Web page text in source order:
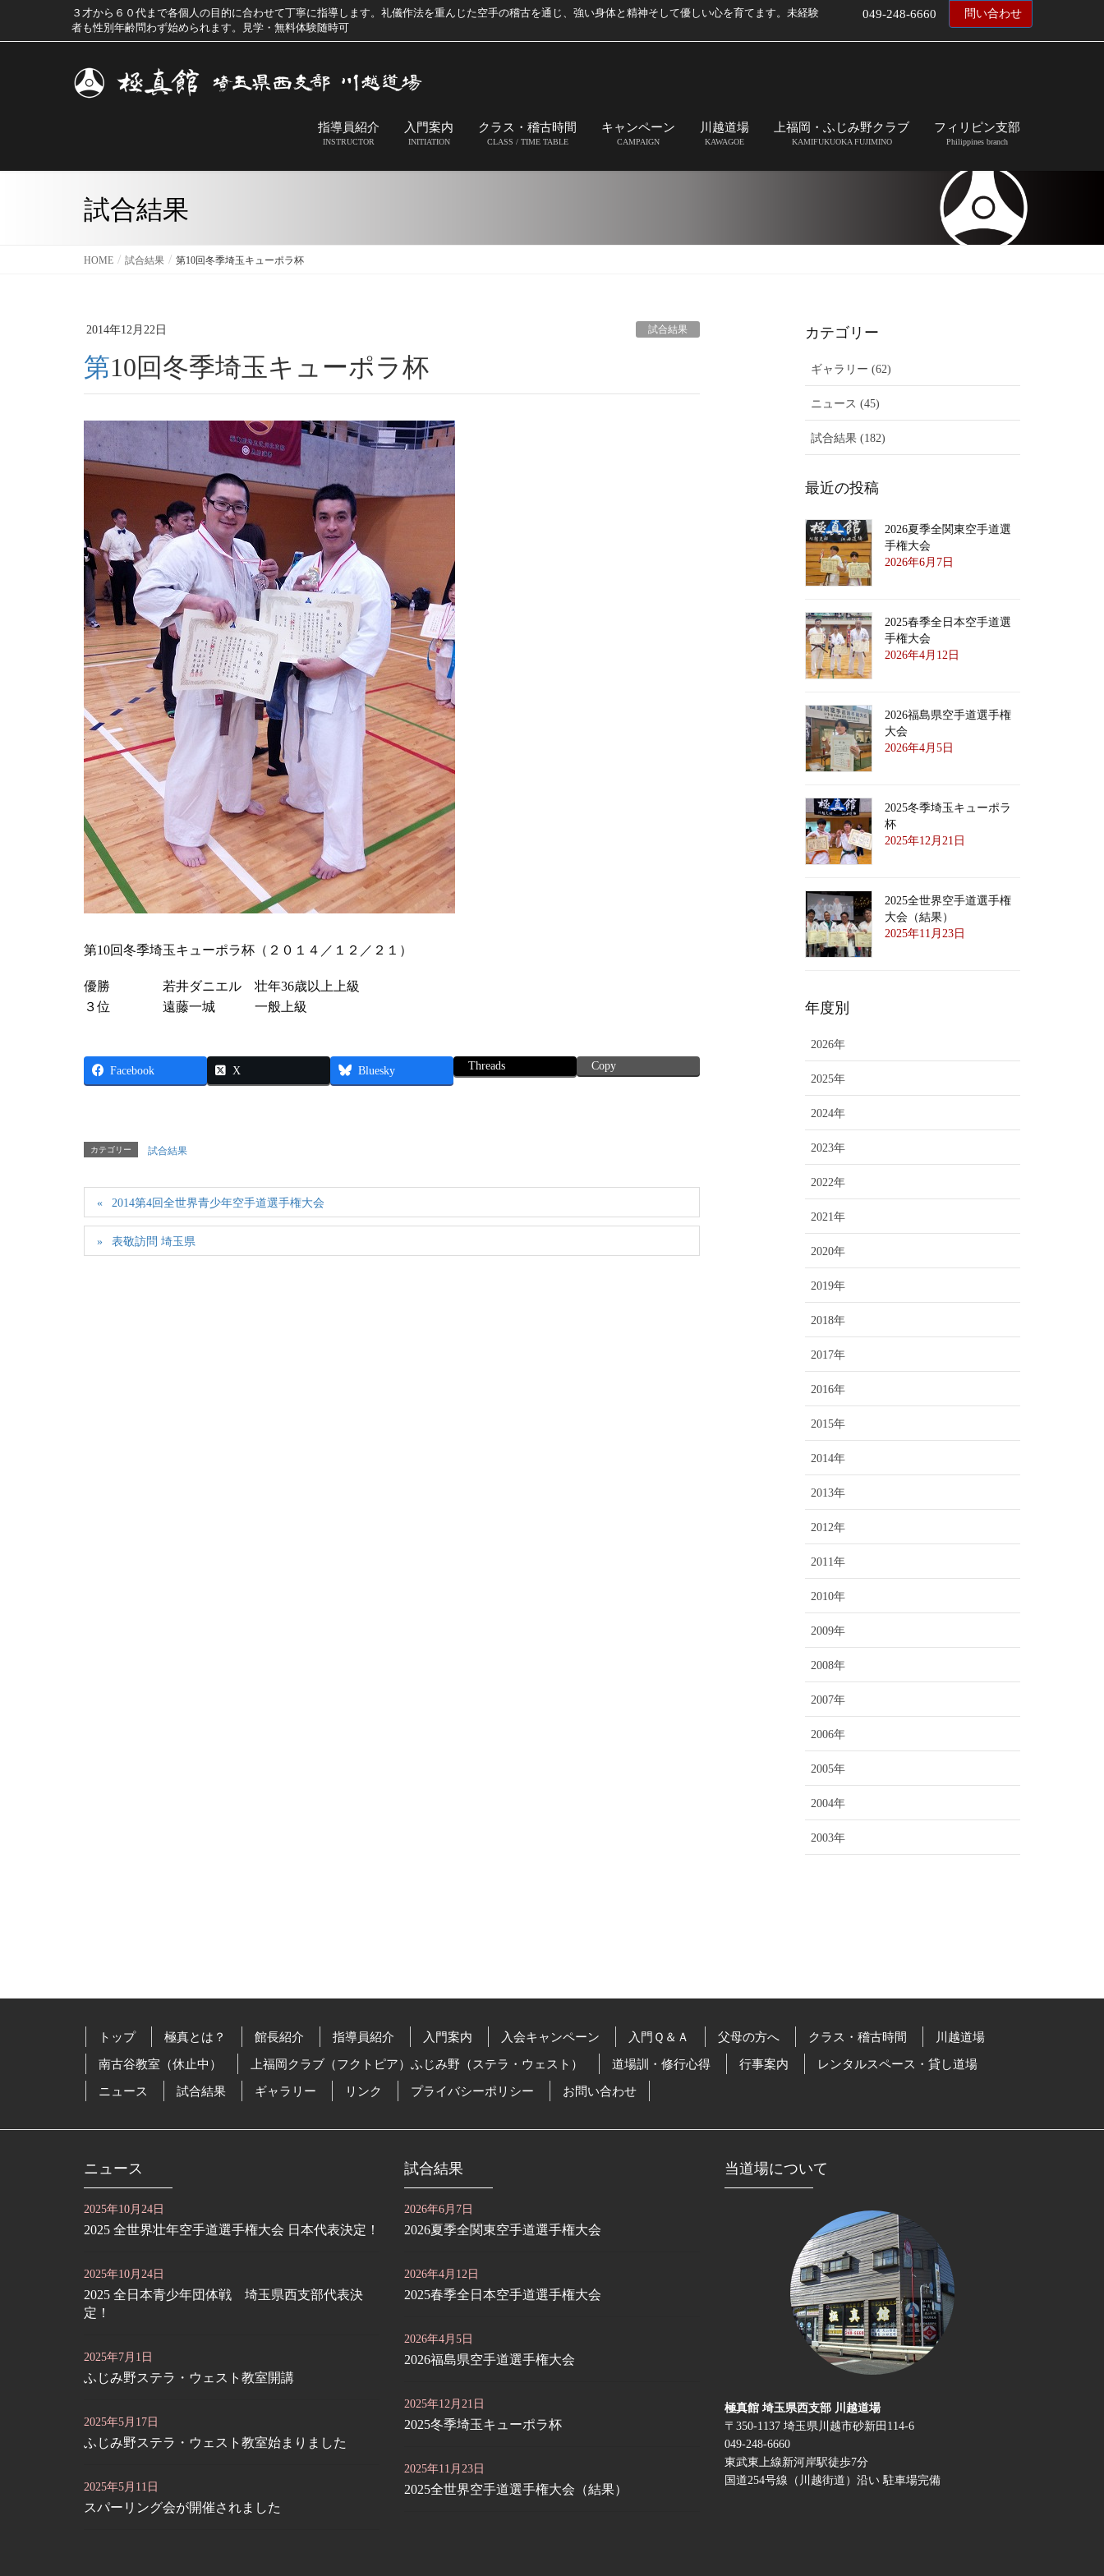
３才から６０代まで各個人の目的に合わせて丁寧に指導します。礼儀作法を重んじた空手の稽古を通じ、強い身体と精神そして優しい心を育てます。未経験
者も性別年齢問わず始められます。見学・無料体験随時可
049-248-6660 問い合わせ
指導員紹介
INSTRUCTOR
入門案内
INITIATION
クラス・稽古時間
CLASS / TIME TABLE
キャンペーン
CAMPAIGN
川越道場
KAWAGOE
上福岡・ふじみ野クラブ
KAMIFUKUOKA FUJIMINO
フィリピン支部
Philippines branch
試合結果
HOME 試合結果 第10回冬季埼玉キューポラ杯
2014年12月22日 試合結果
第10回冬季埼玉キューポラ杯
第10回冬季埼玉キューポラ杯（２０１４／１２／２１）
優勝 若井ダニエル 壮年36歳以上上級
３位 遠藤一城 一般上級
Facebook X Bluesky Threads Copy
カテゴリー 試合結果
2014第4回全世界青少年空手道選手権大会
表敬訪問 埼玉県
カテゴリー
ギャラリー (62)
ニュース (45)
試合結果 (182)
最近の投稿
2026夏季全関東空手道選
手権大会
2026年6月7日
2025春季全日本空手道選
手権大会
2026年4月12日
2026福島県空手道選手権
大会
2026年4月5日
2025冬季埼玉キューポラ
杯
2025年12月21日
2025全世界空手道選手権
大会（結果）
2025年11月23日
年度別
2026年
2025年
2024年
2023年
2022年
2021年
2020年
2019年
2018年
2017年
2016年
2015年
2014年
2013年
2012年
2011年
2010年
2009年
2008年
2007年
2006年
2005年
2004年
2003年
トップ 極真とは？ 館長紹介 指導員紹介 入門案内 入会キャンペーン 入門Ｑ＆Ａ 父母の方へ クラス・稽古時間
川越道場
南古谷教室（休止中）
上福岡クラブ（フクトピア）ふじみ野（ステラ・ウェスト） 道場訓・修行心得 行事案内
レンタルスペース・貸し道場
ニュース
試合結果 ギャラリー リンク プライバシーポリシー お問い合わせ
ニュース
2025年10月24日
2025 全世界壮年空手道選手権大会 日本代表決定！
2025年10月24日
2025 全日本青少年団体戦 埼玉県西支部代表決
定！
2025年7月1日
ふじみ野ステラ・ウェスト教室開講
2025年5月17日
ふじみ野ステラ・ウェスト教室始まりました
2025年5月11日
スパーリング会が開催されました
試合結果
2026年6月7日
2026夏季全関東空手道選手権大会
2026年4月12日
2025春季全日本空手道選手権大会
2026年4月5日
2026福島県空手道選手権大会
2025年12月21日
2025冬季埼玉キューポラ杯
2025年11月23日
2025全世界空手道選手権大会（結果）
当道場について
極真館 埼玉県西支部 川越道場
〒350-1137 埼玉県川越市砂新田114-6
049-248-6660
東武東上線新河岸駅徒歩7分
国道254号線（川越街道）沿い 駐車場完備